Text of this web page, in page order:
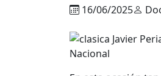
16/06/2025